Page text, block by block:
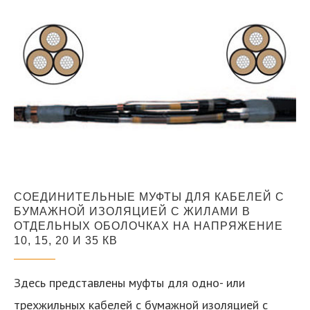
СОЕДИНИТЕЛЬНЫЕ МУФТЫ ДЛЯ КАБЕЛЕЙ С
БУМАЖНОЙ ИЗОЛЯЦИЕЙ С ЖИЛАМИ В
ОТДЕЛЬНЫХ ОБОЛОЧКАХ НА НАПРЯЖЕНИЕ
10, 15, 20 И 35 КВ
Здесь представлены муфты для одно- или
трехжильных кабелей с бумажной изоляцией с